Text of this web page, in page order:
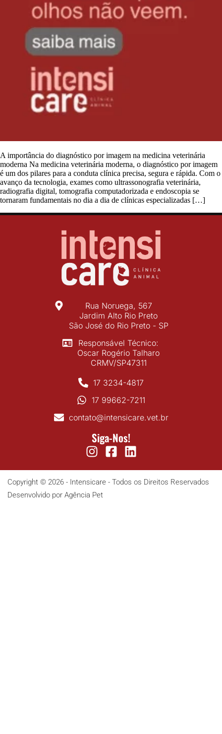
A importância do diagnóstico por imagem na medicina veterinária
moderna Na medicina veterinária moderna, o diagnóstico por imagem
é um dos pilares para a conduta clínica precisa, segura e rápida. Com o
avanço da tecnologia, exames como ultrassonografia veterinária,
radiografia digital, tomografia computadorizada e endoscopia se
tornaram fundamentais no dia a dia de clínicas especializadas […]
Rua Noruega, 567
Jardim Alto Rio Preto
São José do Rio Preto - SP
Responsável Técnico:
Oscar Rogério Talharo
CRMV/SP47311
17 3234-4817
17 99662-7211
contato@intensicare.vet.br
Siga-Nos!
Copyright © 2026 - Intensicare - Todos os Direitos Reservados
Desenvolvido por Agência Pet